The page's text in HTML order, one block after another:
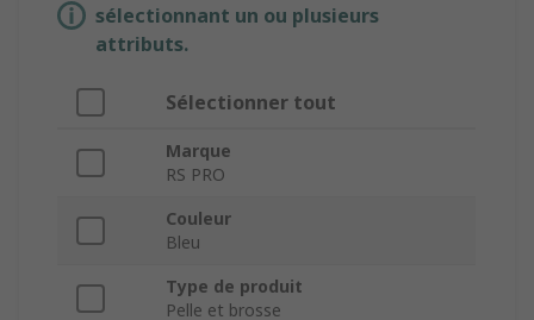
sélectionnant un ou plusieurs
attributs.
Sélectionner tout
Marque
RS PRO
Couleur
Bleu
Type de produit
Pelle et brosse